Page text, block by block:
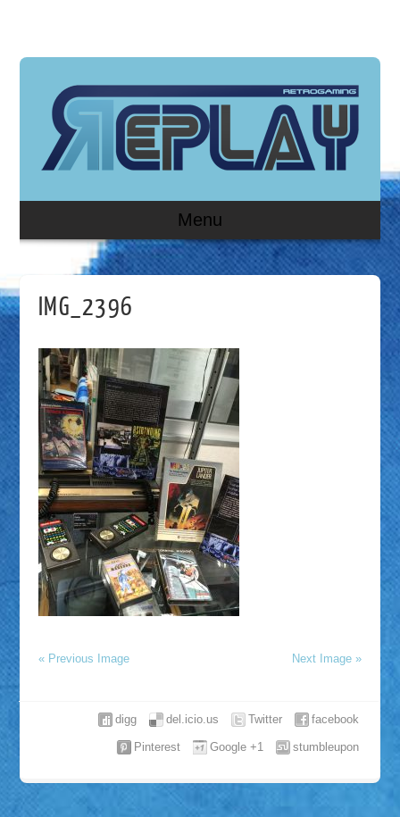
Menu
IMG_2396
« Previous Image Next Image »
facebook
Twitter
del.icio.us
digg
stumbleupon
Google +1
Pinterest